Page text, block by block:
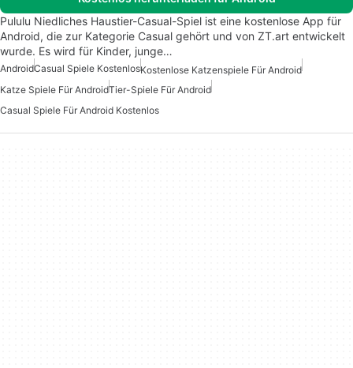
Pululu Niedliches Haustier-Casual-Spiel ist eine kostenlose App für
Android, die zur Kategorie Casual gehört und von ZT.art entwickelt
wurde. Es wird für Kinder, junge…
AndroidCasual Spiele KostenlosKostenlose Katzenspiele Für Android
Katze Spiele Für AndroidTier-Spiele Für Android
Casual Spiele Für Android Kostenlos